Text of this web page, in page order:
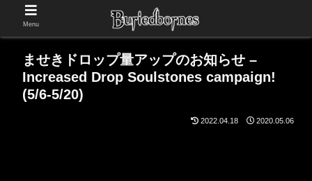
ませきドロップ量アップのお知らせ –
Increased Drop Soulstones campaign!
(5/6-5/20)
2022.04.18 2020.05.06
Menu